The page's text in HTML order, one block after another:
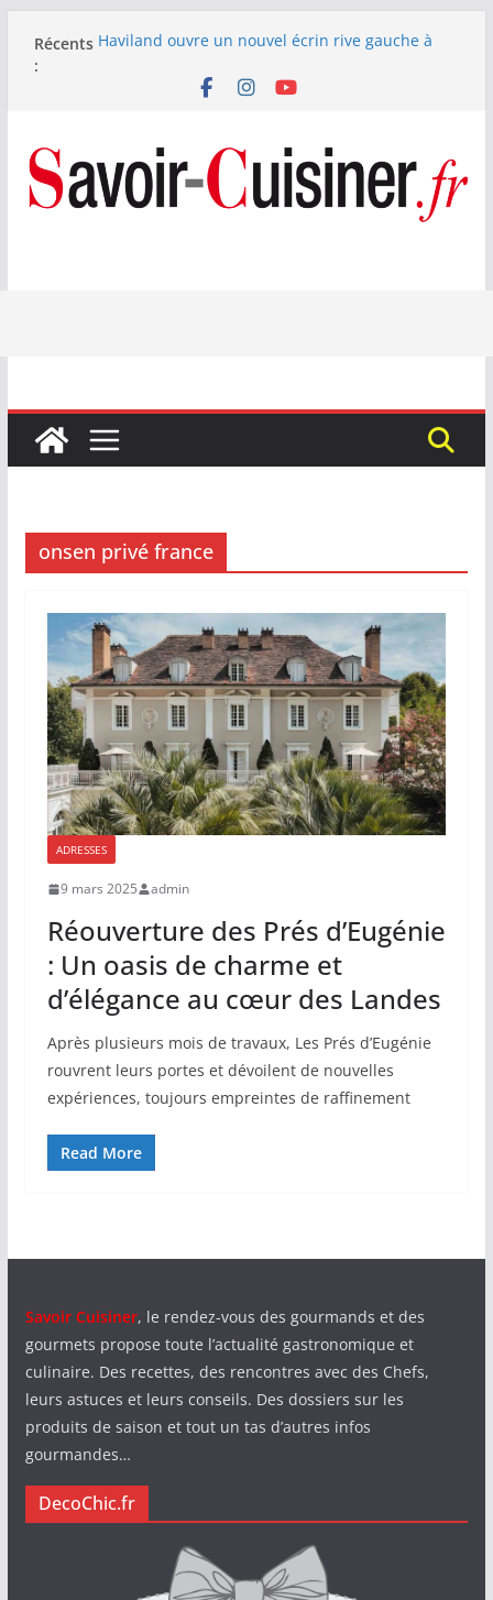
Récents
:
Haviland ouvre un nouvel écrin rive gauche à
Nous avons testé le four à pizza électrique
Little Ice 700 W
Fête des Pères : le digestif se fait gourmand avec
Laphroaig et Arnaud Larher
Catawiki met aux enchères un whisky japonais
onsen privé france
ADRESSES
9 mars 2025 admin
Réouverture des Prés d’Eugénie
: Un oasis de charme et
d’élégance au cœur des Landes
Après plusieurs mois de travaux, Les Prés d’Eugénie
rouvrent leurs portes et dévoilent de nouvelles
expériences, toujours empreintes de raffinement
Read More
Savoir Cuisiner, le rendez-vous des gourmands et des
gourmets propose toute l’actualité gastronomique et
culinaire. Des recettes, des rencontres avec des Chefs,
leurs astuces et leurs conseils. Des dossiers sur les
produits de saison et tout un tas d’autres infos
gourmandes…
DecoChic.fr